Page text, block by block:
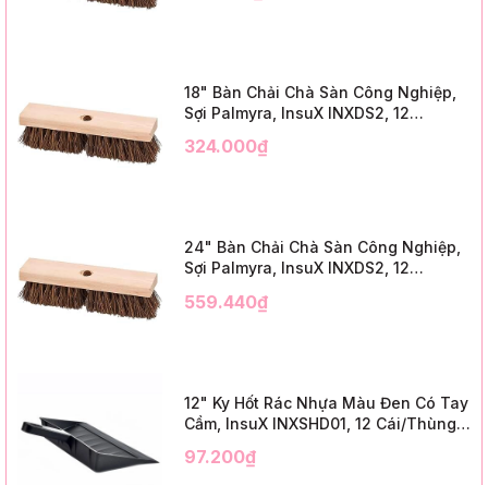
18" Bàn Chải Chà Sàn Công Nghiệp,
Sợi Palmyra, InsuX INXDS2, 12
Trim)
324.000₫
24" Bàn Chải Chà Sàn Công Nghiệp,
Sợi Palmyra, InsuX INXDS2, 12
3" Trim)
559.440₫
12" Ky Hốt Rác Nhựa Màu Đen Có Tay
Cầm, InsuX INXSHD01, 12 Cái/Thùng,
Black Plastic)
97.200₫